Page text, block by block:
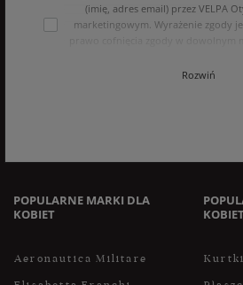
(imię, adres email) przez VELPA
marketingowym. Wyrażenie zgody
podstawie zgody przed jejRozwiń
POPULARNE MARKI DLA
KOBIET
Aeronautica Militare